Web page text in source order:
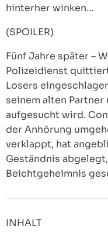
hinterher winken…
(SPOILER)
Fünf Jahre später –
Polizeidienst
Losers
seinem alten
aufgesucht wird.
der Anhörung
verklappt, hat
Geständnis
Beichtgeheimnis
INHALT